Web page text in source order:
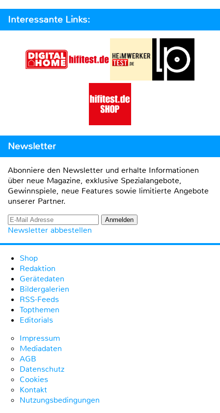
Interessante Links:
Newsletter
Abonniere den Newsletter und erhalte Informationen
über neue Magazine, exklusive Spezialangebote,
Gewinnspiele, neue Features sowie limitierte Angebote
unserer Partner.
Newsletter abbestellen
Shop
Redaktion
Gerätedaten
Bildergalerien
RSS-Feeds
Topthemen
Editorials
Impressum
Mediadaten
AGB
Datenschutz
Cookies
Kontakt
Nutzungsbedingungen